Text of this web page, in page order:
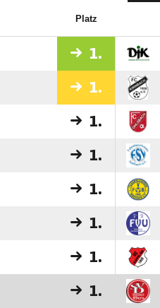
Platz
1.
1.
1.
1.
1.
1.
1.
1.